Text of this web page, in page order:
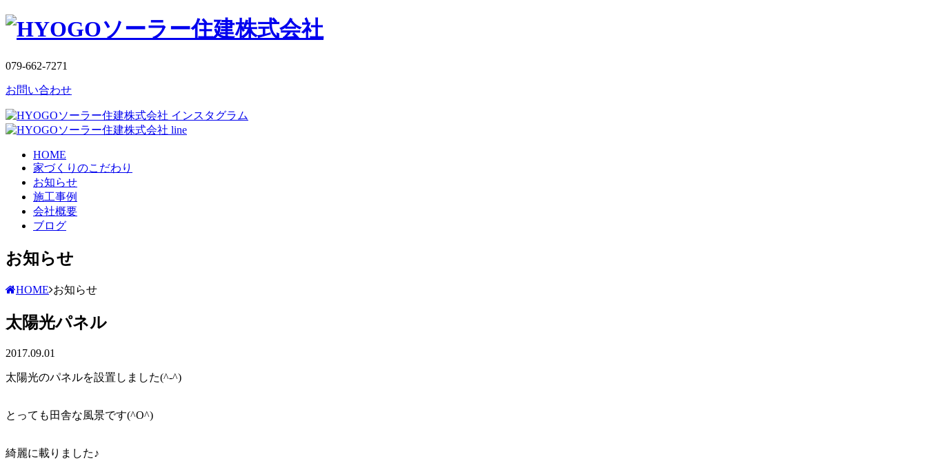
079-662-7271
お問い合わせ
HOME
家づくりのこだわり
お知らせ
施工事例
会社概要
ブログ
お知らせ
HOME お知らせ
太陽光パネル
2017.09.01
太陽光のパネルを設置しました(^-^)
とっても田舎な風景です(^O^)
綺麗に載りました♪